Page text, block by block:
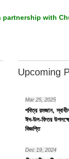
partnership with
Upcoming
Mar 25, 2025
পবিত্র রমজান,
ঈদ-উল-ফিতর
বিজ্ঞপ্তি
Dec 19, 2024